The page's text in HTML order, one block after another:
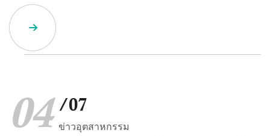
04 /07
ข่าวอุตสาหกรรม